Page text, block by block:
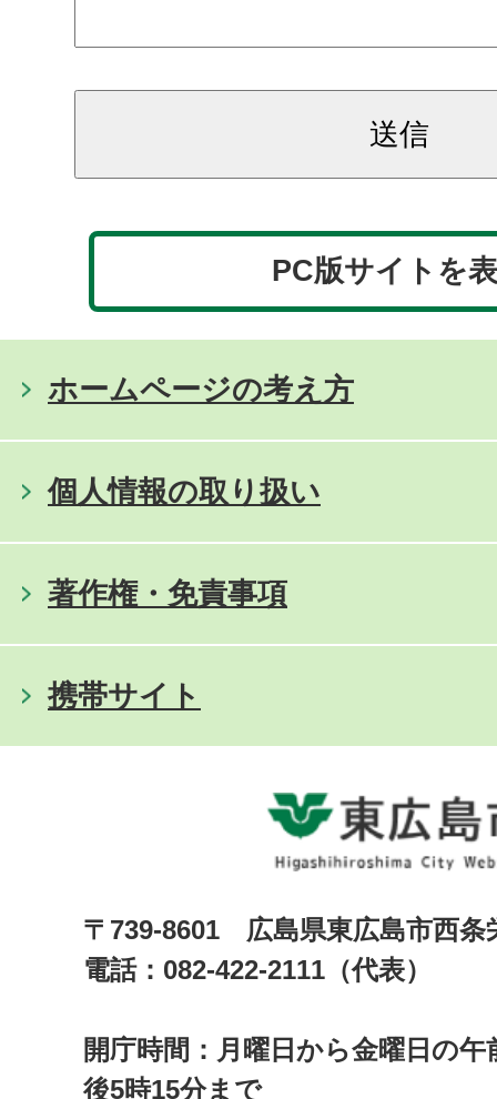
PC版サイトを
ホームページの考え方
個人情報の取り扱い
著作権・免責事項
携帯サイト
〒739-8601 広島県東広島市西
電話：082-422-2111（代表）
開庁時間：月曜日から金曜日の午
後5時15分まで